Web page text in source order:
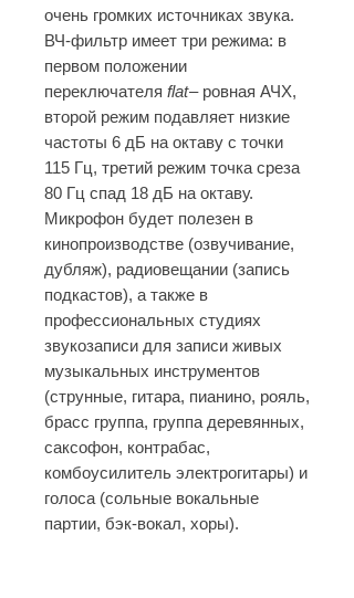
очень громких источниках звука.
ВЧ-фильтр имеет три режима: в
первом положении
переключателя flat– ровная АЧХ,
второй режим подавляет низкие
частоты 6 дБ на октаву с точки
115 Гц, третий режим точка среза
80 Гц спад 18 дБ на октаву.
Микрофон будет полезен в
кинопроизводстве (озвучивание,
дубляж), радиовещании (запись
подкастов), а также в
профессиональных студиях
звукозаписи для записи живых
музыкальных инструментов
(струнные, гитара, пианино, рояль,
брасс группа, группа деревянных,
саксофон, контрабас,
комбоусилитель электрогитары) и
голоса (сольные вокальные
партии, бэк-вокал, хоры).